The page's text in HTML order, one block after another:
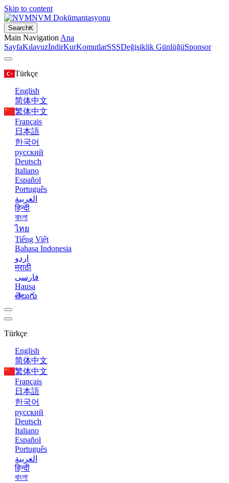
Skip to content
NVM Dokümantasyonu
SearchK
Main Navigation Ana
SayfaKılavuzİndirKurKomutlarSSSDeğişiklik GünlüğüSponsor
Türkçe
English
简体中文
繁体中文
Français
日本語
한국어
русский
Deutsch
Italiano
Español
Português
العربية
हिन्दी
বাংলা
ไทย
Tiếng Việt
Bahasa Indonesia
اردو
मराठी
فارسی
Hausa
తెలుగు
Türkçe
English
简体中文
繁体中文
Français
日本語
한국어
русский
Deutsch
Italiano
Español
Português
العربية
हिन्दी
বাংলা